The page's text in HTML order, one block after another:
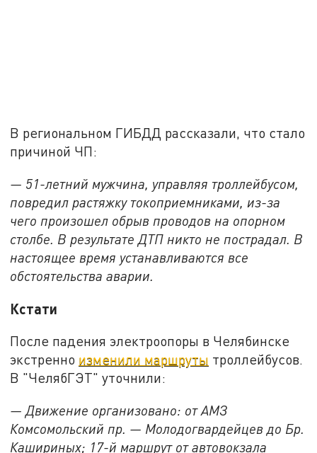
В региональном ГИБДД рассказали, что стало
причиной ЧП:
— 51-летний мужчина, управляя троллейбусом,
повредил растяжку токоприемниками, из-за
чего произошел обрыв проводов на опорном
столбе. В результате ДТП никто не пострадал. В
настоящее время устанавливаются все
обстоятельства аварии.
Кстати
После падения электроопоры в Челябинске
экстренно изменили маршруты троллейбусов.
В "ЧелябГЭТ" уточнили:
— Движение организовано: от АМЗ
Комсомольский пр. — Молодогвардейцев до Бр.
Кашириных; 17-й маршрут от автовокзала